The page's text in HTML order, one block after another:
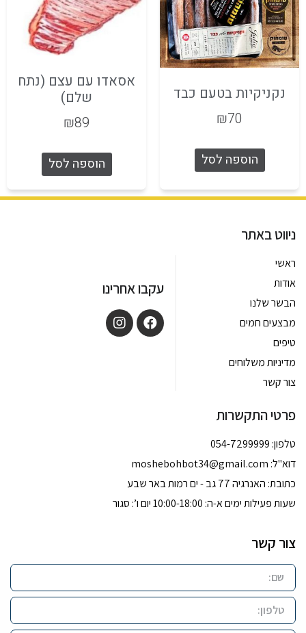
נקניקיות בטעם כבד
₪70
הוספה לסל
אסאדו עם עצם (נתח
שלם)
₪89
הוספה לסל
ניווט באתר
ראשי
אודות
הבשר שלנו
מבצעים חמים
טיפים
מדיניות משלוחים
צור קשר
עקבו אחרינו
פרטי התקשרות
טלפון: 054-7299999
דוא''ל: moshebohbot34@gmail.com
כתובת: האנרגיה 77 גב - ים רמות באר שבע
שעות פעילות ימים א-ה: 10:00-18:00 יום ו’: סגור
צור קשר